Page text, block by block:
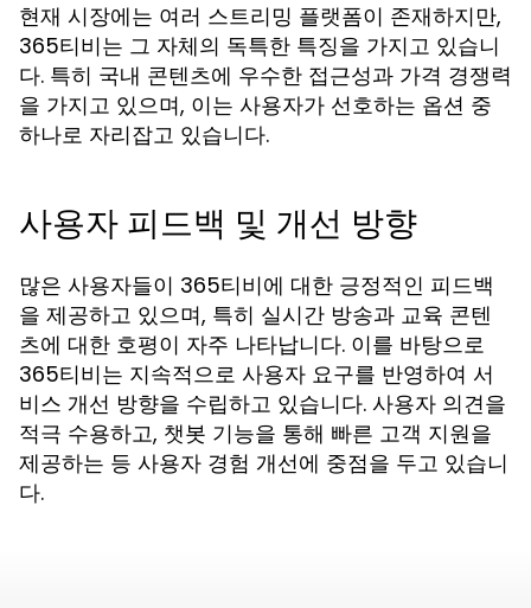
현재 시장에는 여러 스트리밍 플랫폼이 존재하지만,
365티비는 그 자체의 독특한 특징을 가지고 있습니
다. 특히 국내 콘텐츠에 우수한 접근성과 가격 경쟁력
을 가지고 있으며, 이는 사용자가 선호하는 옵션 중
하나로 자리잡고 있습니다.
사용자 피드백 및 개선 방향
많은 사용자들이 365티비에 대한 긍정적인 피드백
을 제공하고 있으며, 특히 실시간 방송과 교육 콘텐
츠에 대한 호평이 자주 나타납니다. 이를 바탕으로
365티비는 지속적으로 사용자 요구를 반영하여 서
비스 개선 방향을 수립하고 있습니다. 사용자 의견을
적극 수용하고, 챗봇 기능을 통해 빠른 고객 지원을
제공하는 등 사용자 경험 개선에 중점을 두고 있습니
다.